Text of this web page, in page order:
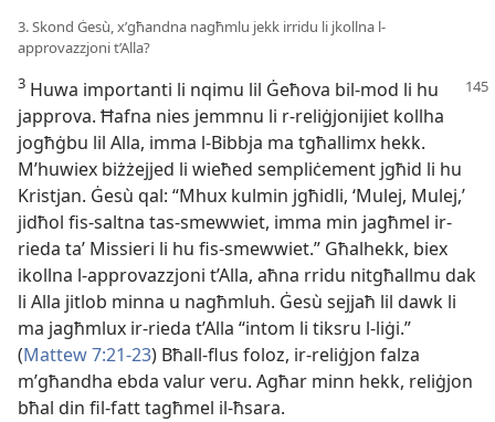
3. Skond Ġesù, x’għandna nagħmlu jekk irridu li jkollna l-
approvazzjoni t’Alla?
3 Huwa importanti li nqimu lil Ġeħova bil-mod li hu
japprova. Ħafna nies jemmnu li r-reliġjonijiet kollha
jogħġbu lil Alla, imma l-Bibbja ma tgħallimx hekk.
M’huwiex biżżejjed li wieħed sempliċement jgħid li hu
Kristjan. Ġesù qal: “Mhux kulmin jgħidli, ‘Mulej, Mulej,’
jidħol fis-saltna tas-smewwiet, imma min jagħmel ir-
rieda taʼ Missieri li hu fis-smewwiet.” Għalhekk, biex
ikollna l-approvazzjoni t’Alla, aħna rridu nitgħallmu dak
li Alla jitlob minna u nagħmluh. Ġesù sejjaħ lil dawk li
ma jagħmlux ir-rieda t’Alla “intom li tiksru l-liġi.”
(Mattew 7:21-23) Bħall-flus foloz, ir-reliġjon falza
m’għandha ebda valur veru. Agħar minn hekk, reliġjon
bħal din fil-fatt tagħmel il-ħsara.